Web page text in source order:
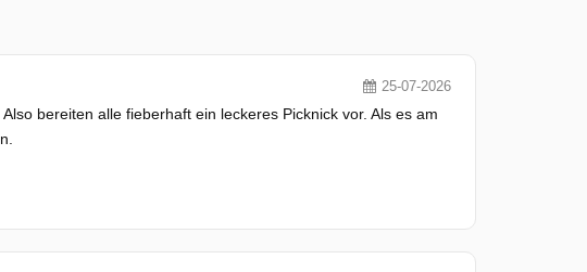
25-07-2026
bereiten alle fieberhaft ein leckeres Picknick vor. Als es am